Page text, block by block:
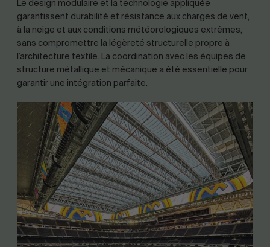
Le design modulaire et la technologie appliquée
garantissent durabilité et résistance aux charges de vent,
à la neige et aux conditions météorologiques extrêmes,
sans compromettre la légèreté structurelle propre à
l’architecture textile. La coordination avec les équipes de
structure métallique et mécanique a été essentielle pour
garantir une intégration parfaite.